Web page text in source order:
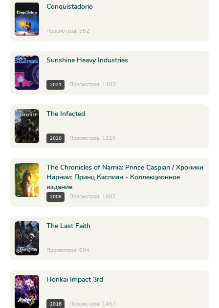
Conquistadorio
Просмотров: 552
Sunshine Heavy Industries
2021 Просмотров: 1103
The Infected
2020 Просмотров: 1215
The Chronicles of Narnia: Prince Caspian / Хроники
Нарнии: Принц Каспиан - Коллекционное
издание
2008 Просмотров: 1087
The Last Faith
Просмотров: 604
Honkai Impact 3rd
2016 Просмотров: 1457